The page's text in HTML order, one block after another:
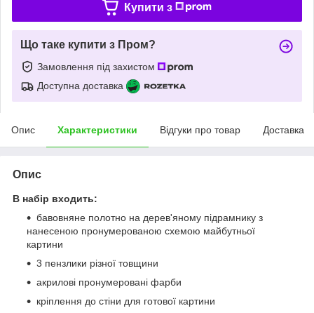
Купити з
Що таке купити з Пром?
Замовлення під захистом
Доступна доставка
Опис Характеристики Відгуки про товар Доставка
Опис
В набір входить:
бавовняне полотно на дерев'яному підрамнику з
нанесеною пронумерованою схемою майбутньої
картини
3 пензлики різної товщини
акрилові пронумеровані фарби
кріплення до стіни для готової картини